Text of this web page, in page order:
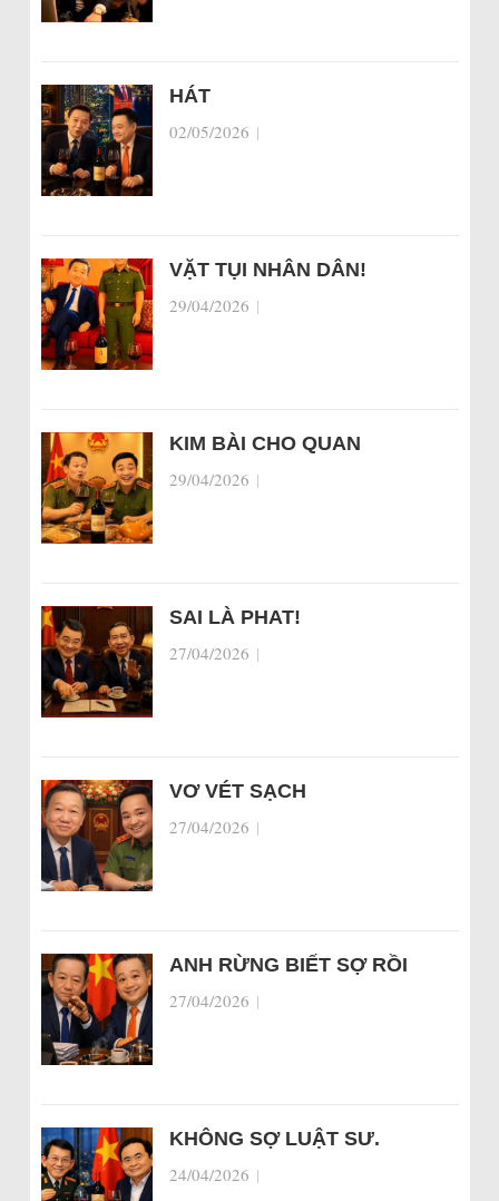
HÁT
02/05/2026 |
VẶT TỤI NHÂN DÂN!
29/04/2026 |
KIM BÀI CHO QUAN
29/04/2026 |
SAI LÀ PHAT!
27/04/2026 |
VƠ VÉT SẠCH
27/04/2026 |
ANH RỪNG BIẾT SỢ RỒI
27/04/2026 |
KHÔNG SỢ LUẬT SƯ.
24/04/2026 |